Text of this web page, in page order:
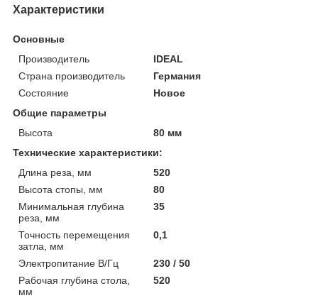
Характеристики
Основные
Производитель
IDEAL
Страна производитель
Германия
Состояние
Новое
Общие параметры
Высота
80 мм
Технические характеристики:
Длина реза, мм
520
Высота стопы, мм
80
Минимальная глубина
реза, мм
35
Точность перемещения
затла, мм
0,1
Электропитание В/Гц
230 / 50
Рабочая глубина стола,
мм
520